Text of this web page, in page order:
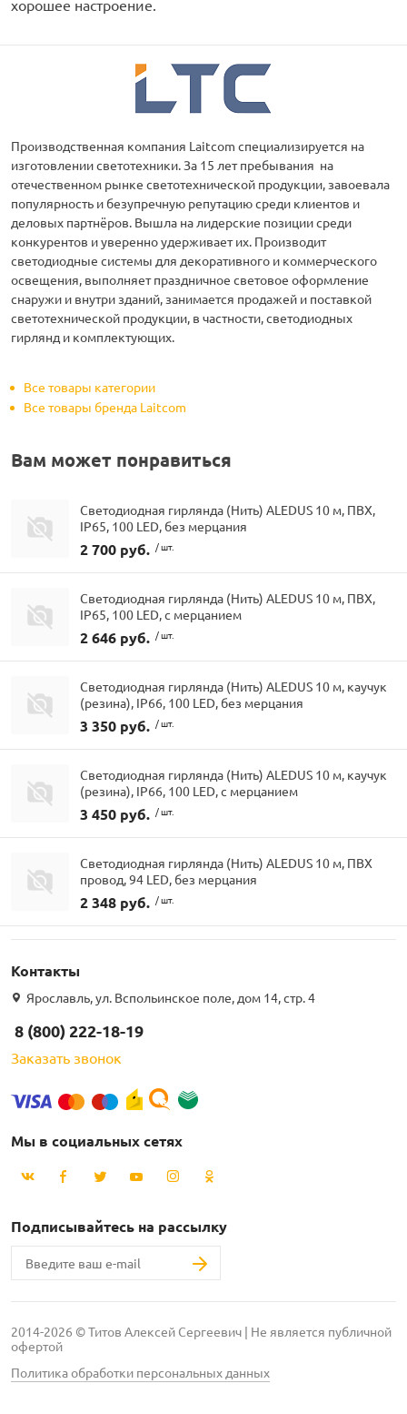
хорошее настроение.
Производственная компания Laitcom специализируется на
изготовлении светотехники. За 15 лет пребывания на
отечественном рынке светотехнической продукции, завоевала
популярность и безупречную репутацию среди клиентов и
деловых партнёров. Вышла на лидерские позиции среди
конкурентов и уверенно удерживает их. Производит
светодиодные системы для декоративного и коммерческого
освещения, выполняет праздничное световое оформление
снаружи и внутри зданий, занимается продажей и поставкой
светотехнической продукции, в частности, светодиодных
гирлянд и комплектующих.
Все товары категории
Все товары бренда Laitcom
Вам может понравиться
Светодиодная гирлянда (Нить) ALEDUS 10 м, ПВХ,
IP65, 100 LED, без мерцания
2 700 руб. / шт.
Светодиодная гирлянда (Нить) ALEDUS 10 м, ПВХ,
IP65, 100 LED, с мерцанием
2 646 руб. / шт.
Светодиодная гирлянда (Нить) ALEDUS 10 м, каучук
(резина), IP66, 100 LED, без мерцания
3 350 руб. / шт.
Светодиодная гирлянда (Нить) ALEDUS 10 м, каучук
(резина), IP66, 100 LED, с мерцанием
3 450 руб. / шт.
Светодиодная гирлянда (Нить) ALEDUS 10 м, ПВХ
провод, 94 LED, без мерцания
2 348 руб. / шт.
Контакты
Ярославль, ул. Вспольинское поле, дом 14, стр. 4
8 (800) 222-18-19
Заказать звонок
Мы в социальных сетях
Подписывайтесь на рассылку
2014-2026 © Титов Алексей Сергеевич | Не является публичной
офертой
Политика обработки персональных данных